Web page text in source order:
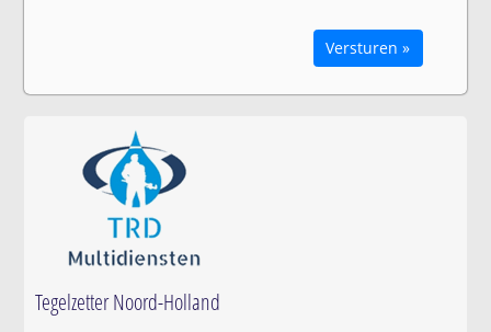
Versturen »
Tegelzetter Noord-Holland